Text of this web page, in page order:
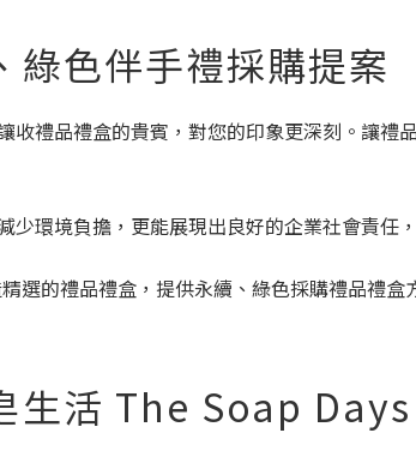
綠色伴手禮採購提案
收禮品禮盒的貴賓，對您的印象更深刻。讓禮
環境負擔，更能展現出良好的企業社會責任
選的禮品禮盒，提供永續、綠色採購禮品禮
生活 The Soap Days